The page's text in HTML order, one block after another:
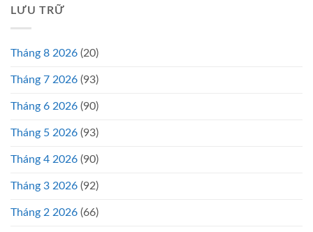
LƯU TRỮ
Tháng 8 2026 (20)
Tháng 7 2026 (93)
Tháng 6 2026 (90)
Tháng 5 2026 (93)
Tháng 4 2026 (90)
Tháng 3 2026 (92)
Tháng 2 2026 (66)